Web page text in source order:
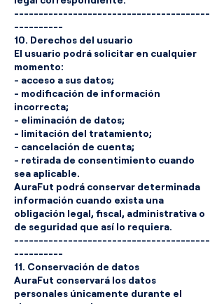
----------------------------------------
----------
10. Derechos del usuario
El usuario podrá solicitar en cualquier
momento:
- acceso a sus datos;
- modificación de información
incorrecta;
- eliminación de datos;
- limitación del tratamiento;
- cancelación de cuenta;
- retirada de consentimiento cuando
sea aplicable.
AuraFut podrá conservar determinada
información cuando exista una
obligación legal, fiscal, administrativa o
de seguridad que así lo requiera.
----------------------------------------
----------
11. Conservación de datos
AuraFut conservará los datos
personales únicamente durante el